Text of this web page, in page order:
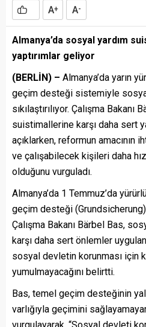
A+ A-
Almanya’da sosyal yardım
yaptırımlar geliyor
(BERLİN) – Almanya’da yarın
geçim desteği sistemiyle
sıkılaştırılıyor. Çalışma Bakanı
suistimallerine karşı daha sert
açıklarken, reformun amacının
ve çalışabilecek kişileri daha
olduğunu vurguladı.
Almanya’da 1 Temmuz’da
geçim desteği
Çalışma Bakanı Bärbel Bas,
karşı daha sert önlemler
sosyal devletin korunması için
yumulmayacağını belirtti.
Bas, temel geçim desteğinin
varlığıyla geçimini